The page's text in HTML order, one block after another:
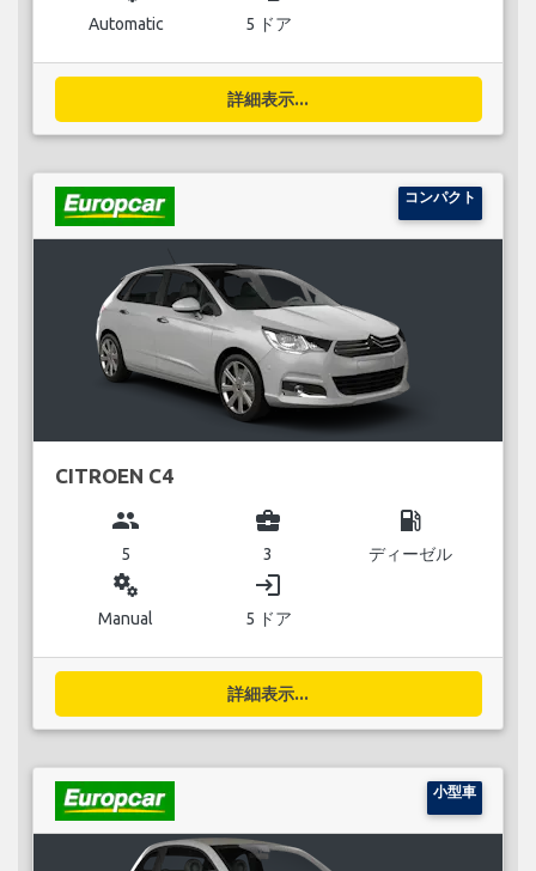
Automatic 5 ドア
詳細表示...
コンパクト
CITROEN C4
group
5
business_center
3
local_gas_station
ディーゼル
miscellaneous_services
Manual
login
5 ドア
詳細表示...
小型車